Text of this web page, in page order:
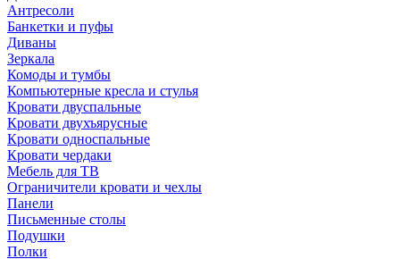
Антресоли
Банкетки и пуфы
Диваны
Зеркала
Комоды и тумбы
Компьютерные кресла и стулья
Кровати двуспальные
Кровати двухъярусные
Кровати односпальные
Кровати чердаки
Мебель для ТВ
Ограничители кровати и чехлы
Панели
Письменные столы
Подушки
Полки